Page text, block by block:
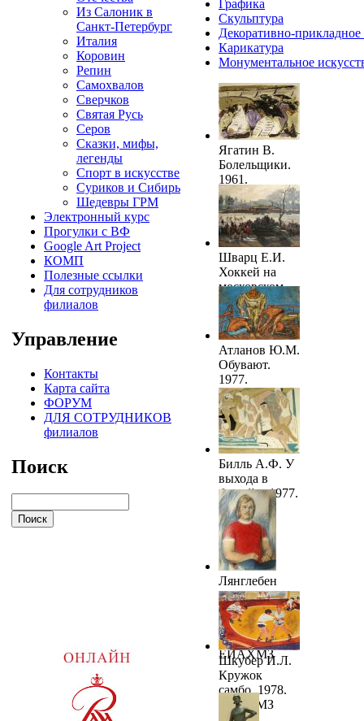
Из Салоник в
Санкт-Петербург
Италия
Коровин
Репин
Самохвалов
Сверчков
Святая Русь
Серов
Сказки, мифы,
легенды
Спорт в искусстве
Суриков и Сибирь
Шедевры ГРМ
Электронный курс
Прогулки с ВФ
Google Art Project
КОМП
Полезные ссылки
Для сотрудников
филиалов
Управление
Контакты
Карта сайта
ФОРУМ
ДЛЯ СОТРУДНИКОВ
филиалов
Поиск
Графика
Скульптура
Декоративно-прикладное
Карикатура
Монументальное
Ягатин В.
Болельщики.
1961.
ЕИАХМЗ
Шварц Е.И.
Хоккей на
московском
«Динамо».
1967.
ЕИАХМЗ
Атланов Ю.М.
Обувают.
1977.
ЕИАХМЗ
Билль А.Ф. У
выхода в
бассейн. 1977.
ЕИАХМЗ
Лянглебен
М.В. Мастер
спорта
Ю.Седых.
1978.
ЕИАХМЗ
Шкубер И.Л.
Кружок
самбо. 1978.
ЕИАХМЗ